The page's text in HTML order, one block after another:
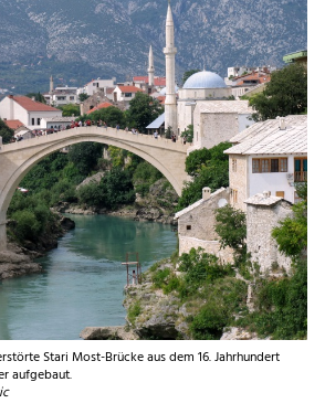
Stari Most-Brücke aus dem 16. Jahrhundert
aufgebaut.